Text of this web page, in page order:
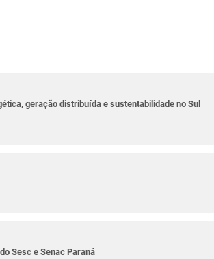
geração distribuída e sustentabilidade no Sul
Sesc e Senac Paraná